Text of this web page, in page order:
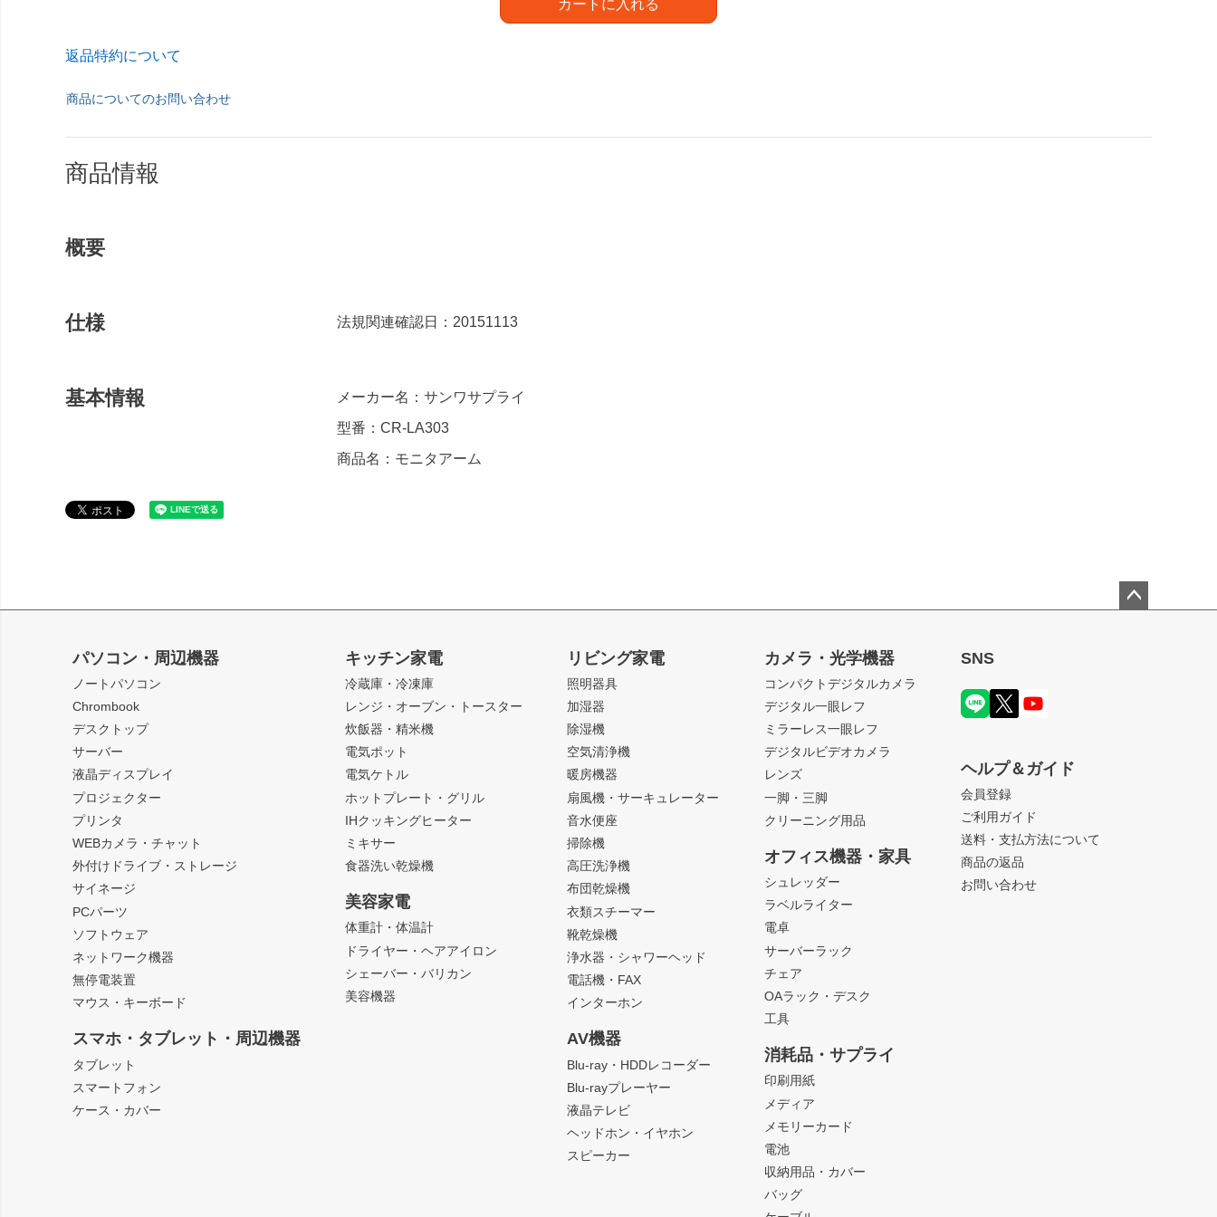
カートに入れる
返品特約について
商品についてのお問い合わせ
商品情報
概要
仕様 法規関連確認日：20151113
基本情報
メーカー名：サンワサプライ
型番：CR-LA303
商品名：モニタアーム
パソコン・周辺機器
ノートパソコン
Chrombook
デスクトップ
サーバー
液晶ディスプレイ
プロジェクター
プリンタ
WEBカメラ・チャット
外付けドライブ・ストレージ
サイネージ
PCパーツ
ソフトウェア
ネットワーク機器
無停電装置
マウス・キーボード
スマホ・タブレット・周辺機器
タブレット
スマートフォン
ケース・カバー
キッチン家電
冷蔵庫・冷凍庫
レンジ・オーブン・トースター
炊飯器・精米機
電気ポット
電気ケトル
ホットプレート・グリル
IHクッキングヒーター
ミキサー
食器洗い乾燥機
美容家電
体重計・体温計
ドライヤー・ヘアアイロン
シェーバー・バリカン
美容機器
リビング家電
照明器具
加湿器
除湿機
空気清浄機
暖房機器
扇風機・サーキュレーター
音水便座
掃除機
高圧洗浄機
布団乾燥機
衣類スチーマー
靴乾燥機
浄水器・シャワーヘッド
電話機・FAX
インターホン
AV機器
Blu-ray・HDDレコーダー
Blu-rayプレーヤー
液晶テレビ
ヘッドホン・イヤホン
スピーカー
カメラ・光学機器
コンパクトデジタルカメラ
デジタル一眼レフ
ミラーレス一眼レフ
デジタルビデオカメラ
レンズ
一脚・三脚
クリーニング用品
オフィス機器・家具
シュレッダー
ラベルライター
電卓
サーバーラック
チェア
OAラック・デスク
工具
消耗品・サプライ
印刷用紙
メディア
メモリーカード
電池
収納用品・カバー
バッグ
SNS
ヘルプ＆ガイド
会員登録
ご利用ガイド
送料・支払方法について
商品の返品
お問い合わせ